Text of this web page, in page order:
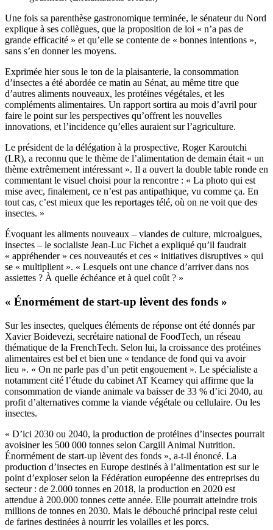
Une fois sa parenthèse gastronomique terminée, le sénateur du Nord
explique à ses collègues, que la proposition de loi « n’a pas de
grande efficacité » et qu’elle se contente de « bonnes intentions »,
sans s’en donner les moyens.
Exprimée hier sous le ton de la plaisanterie, la consommation
d’insectes a été abordée ce matin au Sénat, au même titre que
d’autres aliments nouveaux, les protéines végétales, et les
compléments alimentaires. Un rapport sortira au mois d’avril pour
faire le point sur les perspectives qu’offrent les nouvelles
innovations, et l’incidence qu’elles auraient sur l’agriculture.
Le président de la délégation à la prospective, Roger Karoutchi
(LR), a reconnu que le thème de l’alimentation de demain était « un
thème extrêmement intéressant ». Il a ouvert la double table ronde en
commentant le visuel choisi pour la rencontre : « La photo qui est
mise avec, finalement, ce n’est pas antipathique, vu comme ça. En
tout cas, c’est mieux que les reportages télé, où on ne voit que des
insectes. »
Évoquant les aliments nouveaux – viandes de culture, microalgues,
insectes – le socialiste Jean-Luc Fichet a expliqué qu’il faudrait
« appréhender » ces nouveautés et ces « initiatives disruptives » qui
se « multiplient ». « Lesquels ont une chance d’arriver dans nos
assiettes ? À quelle échéance et à quel coût ? »
« Énormément de start-up lèvent des fonds »
Sur les insectes, quelques éléments de réponse ont été donnés par
Xavier Boidevezi, secrétaire national de FoodTech, un réseau
thématique de la FrenchTech. Selon lui, la croissance des protéines
alimentaires est bel et bien une « tendance de fond qui va avoir
lieu ». « On ne parle pas d’un petit engouement ». Le spécialiste a
notamment cité l’étude du cabinet AT Kearney qui affirme que la
consommation de viande animale va baisser de 33 % d’ici 2040, au
profit d’alternatives comme la viande végétale ou cellulaire. Ou les
insectes.
« D’ici 2030 ou 2040, la production de protéines d’insectes pourrait
avoisiner les 500 000 tonnes selon Cargill Animal Nutrition.
Énormément de start-up lèvent des fonds », a-t-il énoncé. La
production d’insectes en Europe destinés à l’alimentation est sur le
point d’exploser selon la Fédération européenne des entreprises du
secteur : de 2.000 tonnes en 2018, la production en 2020 est
attendue à 200.000 tonnes cette année. Elle pourrait atteindre trois
millions de tonnes en 2030. Mais le débouché principal reste celui
de farines destinées à nourrir les volailles et les porcs.